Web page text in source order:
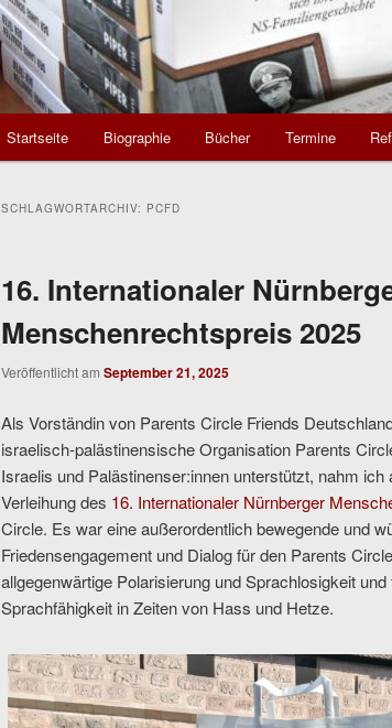
Startseite Biographie Bücher Termine
SCHLAGWORTARCHIV: PCFD
16. Internationaler
Menschenrechtspreis 2025
Veröffentlicht am September 21, 2025
Als Vorständin von Parents Circle Friends
israelisch-palästinensische Organisation Parents
Israelis und Palästinenser:innen unterstützt, nahm
Verleihung des 16. Internationaler Nürnberger
Circle. Es war eine außerordentlich bewegende und
Friedensengagement und Dialog für den Parents
allgegenwärtige Polarisierung und Sprachlosigkeit
Sprachfähigkeit in Zeiten von Hass und Hetze.